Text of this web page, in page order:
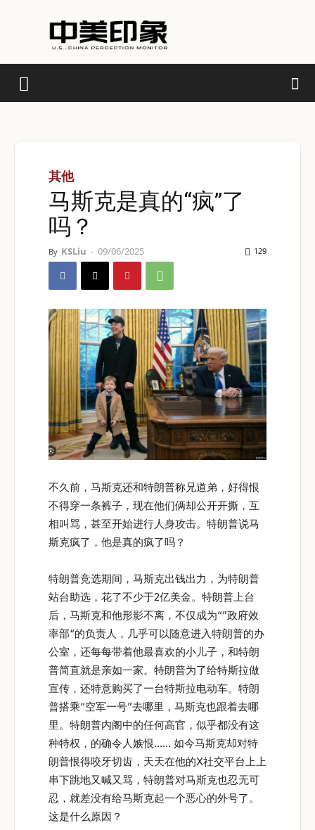
其他
马斯克是真的“疯”了
吗？
By KSLiu - 09/06/2025 129
不久前，马斯克还和特朗普称兄道弟，好得恨
不得穿一条裤子，现在他们俩却公开开撕，互
相叫骂，甚至开始进行人身攻击。特朗普说马
斯克疯了，他是真的疯了吗？
特朗普竞选期间，马斯克出钱出力，为特朗普
站台助选，花了不少于2亿美金。特朗普上台
后，马斯克和他形影不离，不仅成为“”政府效
率部“的负责人，几乎可以随意进入特朗普的办
公室，还每每带着他最喜欢的小儿子，和特朗
普简直就是亲如一家。特朗普为了给特斯拉做
宣传，还特意购买了一台特斯拉电动车。特朗
普搭乘“空军一号”去哪里，马斯克也跟着去哪
里。特朗普内阁中的任何高官，似乎都没有这
种特权，的确令人嫉恨…… 如今马斯克却对特
朗普恨得咬牙切齿，天天在他的X社交平台上上
串下跳地又喊又骂，特朗普对马斯克也忍无可
忍，就差没有给马斯克起一个恶心的外号了。
这是什么原因？